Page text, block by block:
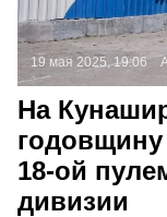
19 мая 2025, 19:06
На
18-ой
дивизии